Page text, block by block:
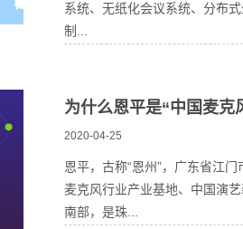
系统、无纸化会议系统、分布
制...
为什么恩平是“中国麦克
2020-04-25
恩平，古称“恩州”，广东省江
麦克风行业产业基地、中国演
南部，是珠...